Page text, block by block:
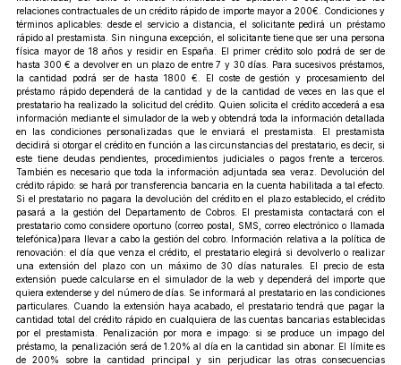
relaciones contractuales de un crédito rápido de importe mayor a 200€. Condiciones y
términos aplicables: desde el servicio a distancia, el solicitante pedirá un préstamo
rápido al prestamista. Sin ninguna excepción, el solicitante tiene que ser una persona
física mayor de 18 años y residir en España. El primer crédito solo podrá de ser de
hasta 300 € a devolver en un plazo de entre 7 y 30 días. Para sucesivos préstamos,
la cantidad podrá ser de hasta 1800 €. El coste de gestión y procesamiento del
préstamo rápido dependerá de la cantidad y de la cantidad de veces en las que el
prestatario ha realizado la solicitud del crédito. Quien solicita el crédito accederá a esa
información mediante el simulador de la web y obtendrá toda la información detallada
en las condiciones personalizadas que le enviará el prestamista. El prestamista
decidirá si otorgar el crédito en función a las circunstancias del prestatario, es decir, si
este tiene deudas pendientes, procedimientos judiciales o pagos frente a terceros.
También es necesario que toda la información adjuntada sea veraz. Devolución del
crédito rápido: se hará por transferencia bancaria en la cuenta habilitada a tal efecto.
Si el prestatario no pagara la devolución del crédito en el plazo establecido, el crédito
pasará a la gestión del Departamento de Cobros. El prestamista contactará con el
prestatario como considere oportuno (correo postal, SMS, correo electrónico o llamada
telefónica)para llevar a cabo la gestión del cobro. Información relativa a la política de
renovación: el día que venza el crédito, el prestatario elegirá si devolverlo o realizar
una extensión del plazo con un máximo de 30 días naturales. El precio de esta
extensión puede calcularse en el simulador de la web y dependerá del importe que
quiera extenderse y del número de días. Se informará al prestatario en las condiciones
particulares. Cuando la extensión haya acabado, el prestatario tendrá que pagar la
cantidad total del crédito rápido en cualquiera de las cuentas bancarias establecidas
por el prestamista. Penalización por mora e impago: si se produce un impago del
préstamo, la penalización será de 1.20% al día en la cantidad sin abonar. El límite es
de 200% sobre la cantidad principal y sin perjudicar las otras consecuencias